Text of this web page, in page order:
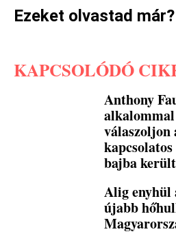
Ezeket olvastad már?
KAPCSOLÓDÓ
Anthony
bajba került
Alig enyhül
újabb